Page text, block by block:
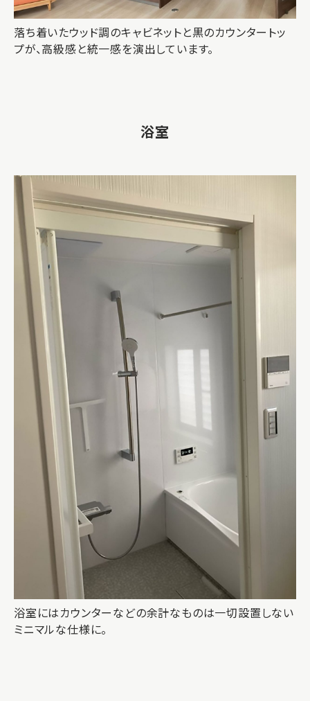
落ち着いたウッド調のキャビネットと黒のカウンタートッ
プが、高級感と統一感を演出しています。
浴室
浴室にはカウンターなどの余計なものは一切設置しない
ミニマルな仕様に。